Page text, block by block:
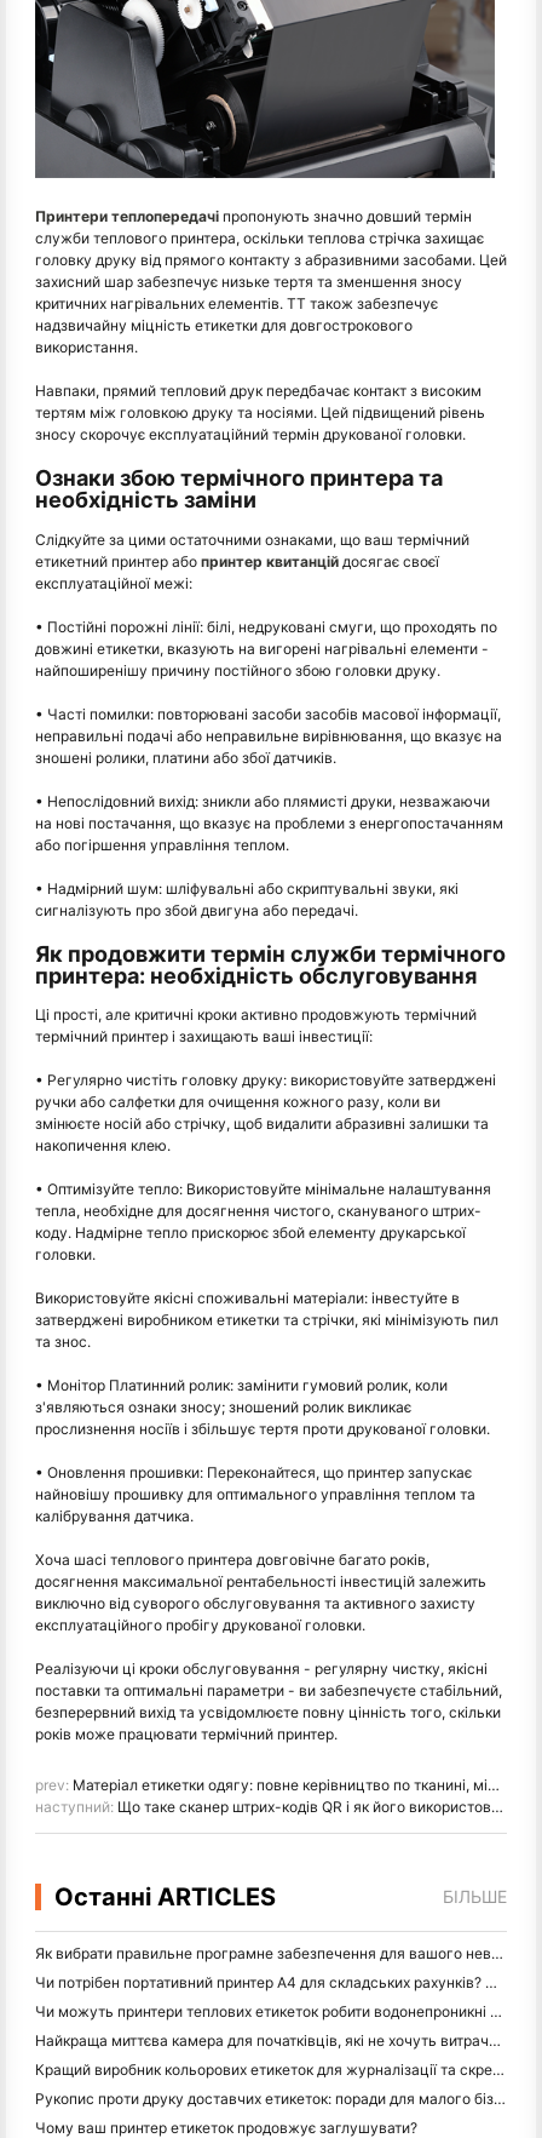
Принтери теплопередачі пропонують значно довший термін
служби теплового принтера, оскільки теплова стрічка захищає
головку друку від прямого контакту з абразивними засобами. Цей
захисний шар забезпечує низьке тертя та зменшення зносу
критичних нагрівальних елементів. TT також забезпечує
надзвичайну міцність етикетки для довгострокового
використання.
Навпаки, прямий тепловий друк передбачає контакт з високим
тертям між головкою друку та носіями. Цей підвищений рівень
зносу скорочує експлуатаційний термін друкованої головки.
Ознаки збою термічного принтера та
необхідність заміни
Слідкуйте за цими остаточними ознаками, що ваш термічний
етикетний принтер або принтер квитанцій досягає своєї
експлуатаційної межі:
• Постійні порожні лінії: білі, недруковані смуги, що проходять по
довжині етикетки, вказують на вигорені нагрівальні елементи -
найпоширенішу причину постійного збою головки друку.
• Часті помилки: повторювані засоби засобів масової інформації,
неправильні подачі або неправильне вирівнювання, що вказує на
зношені ролики, платини або збої датчиків.
• Непослідовний вихід: зникли або плямисті друки, незважаючи
на нові постачання, що вказує на проблеми з енергопостачанням
або погіршення управління теплом.
• Надмірний шум: шліфувальні або скриптувальні звуки, які
сигналізують про збой двигуна або передачі.
Як продовжити термін служби термічного
принтера: необхідність обслуговування
Ці прості, але критичні кроки активно продовжують термічний
термічний принтер і захищають ваші інвестиції:
• Регулярно чистіть головку друку: використовуйте затверджені
ручки або салфетки для очищення кожного разу, коли ви
змінюєте носій або стрічку, щоб видалити абразивні залишки та
накопичення клею.
• Оптимізуйте тепло: Використовуйте мінімальне налаштування
тепла, необхідне для досягнення чистого, скануваного штрих-
коду. Надмірне тепло прискорює збой елементу друкарської
головки.
Використовуйте якісні споживальні матеріали: інвестуйте в
затверджені виробником етикетки та стрічки, які мінімізують пил
та знос.
• Монітор Платинний ролик: замінити гумовий ролик, коли
з'являються ознаки зносу; зношений ролик викликає
прослизнення носіїв і збільшує тертя проти друкованої головки.
• Оновлення прошивки: Переконайтеся, що принтер запускає
найновішу прошивку для оптимального управління теплом та
калібрування датчика.
Хоча шасі теплового принтера довговічне багато років,
досягнення максимальної рентабельності інвестицій залежить
виключно від суворого обслуговування та активного захисту
експлуатаційного пробігу друкованої головки.
Реалізуючи ці кроки обслуговування - регулярну чистку, якісні
поставки та оптимальні параметри - ви забезпечуєте стабільний,
безперервний вихід та усвідомлюєте повну цінність того, скільки
років може працювати термічний принтер.
prev: Матеріал етикетки одягу: повне керівництво по тканині, міцності та застосуванню
наступний: Що таке сканер штрих-кодів QR і як його використовувати
Останні ARTICLES БІЛЬШЕ
Як вибрати правильне програмне забезпечення для вашого невеликого або середнього ресторану
Чи потрібен портативний принтер A4 для складських рахунків? Що дійсно працює
Чи можуть принтери теплових етикеток робити водонепроникні етикетки для продуктів малого бізнесу?
Найкраща миттєва камера для початківців, які не хочуть витрачати папір
Кращий виробник кольорових етикеток для журналізації та скрепбукінгу: додайте більше кольору на кожну сторінку
Рукопис проти друку доставчих етикеток: поради для малого бізнесу в 2026 році
Чому ваш принтер етикеток продовжує заглушувати?